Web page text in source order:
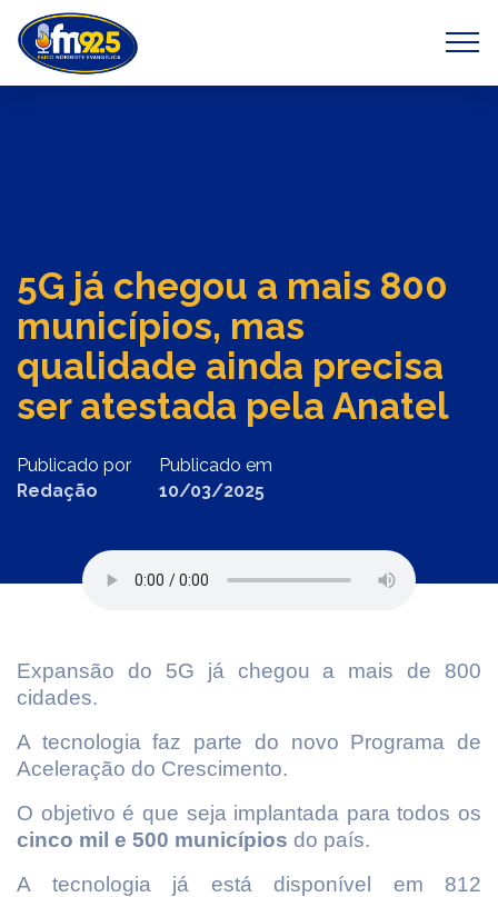
Previous Next
5G já chegou a mais 800
municípios, mas
qualidade ainda precisa
ser atestada pela Anatel
Publicado por
Redação
Publicado em
10/03/2025
Expansão do 5G já chegou a mais de 800
cidades.
A tecnologia faz parte do novo Programa de
Aceleração do Crescimento.
O objetivo é que seja implantada para todos os
cinco mil e 500 municípios do país.
A tecnologia já está disponível em 812